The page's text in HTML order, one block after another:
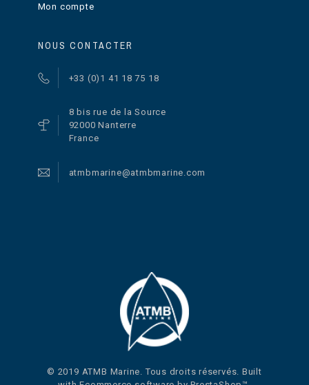
Mon compte
NOUS CONTACTER
+33 (0)1 41 18 75 18
8 bis rue de la Source
92000 Nanterre
France
atmbmarine@atmbmarine.com
© 2019 ATMB Marine. Tous droits réservés. Built